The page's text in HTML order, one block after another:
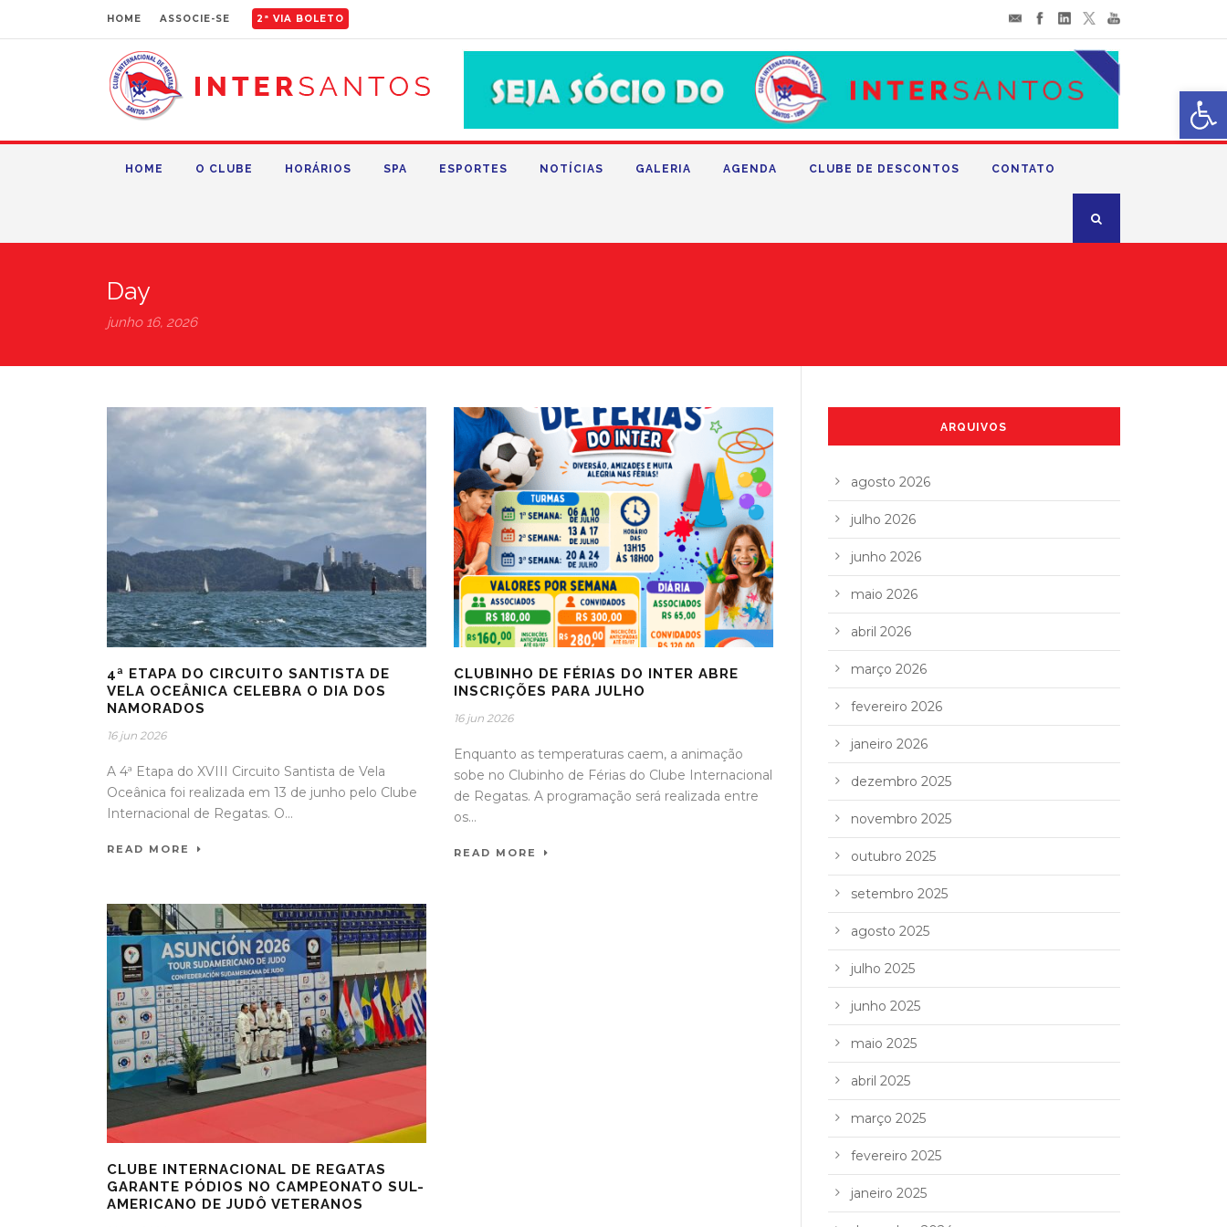
HOME ASSOCIE-SE 2ª VIA BOLETO
HOME O CLUBE HORÁRIOS SPA ESPORTES NOTÍCIAS GALERIA AGENDA CLUBE DE DESCONTOS CONTATO
Day
junho 16, 2026
4ª ETAPA DO CIRCUITO SANTISTA DE
VELA OCEÂNICA CELEBRA O DIA DOS
NAMORADOS
16 jun 2026
A 4ª Etapa do XVIII Circuito Santista de Vela
Oceânica foi realizada em 13 de junho pelo Clube
Internacional de Regatas. O...
READ MORE
CLUBINHO DE FÉRIAS DO INTER ABRE
INSCRIÇÕES PARA JULHO
16 jun 2026
Enquanto as temperaturas caem, a animação
sobe no Clubinho de Férias do Clube Internacional
de Regatas. A programação será realizada entre
os...
READ MORE
CLUBE INTERNACIONAL DE REGATAS
GARANTE PÓDIOS NO CAMPEONATO SUL-
AMERICANO DE JUDÔ VETERANOS
ARQUIVOS
agosto 2026
julho 2026
junho 2026
maio 2026
abril 2026
março 2026
fevereiro 2026
janeiro 2026
dezembro 2025
novembro 2025
outubro 2025
setembro 2025
agosto 2025
julho 2025
junho 2025
maio 2025
abril 2025
março 2025
fevereiro 2025
janeiro 2025
Abrir